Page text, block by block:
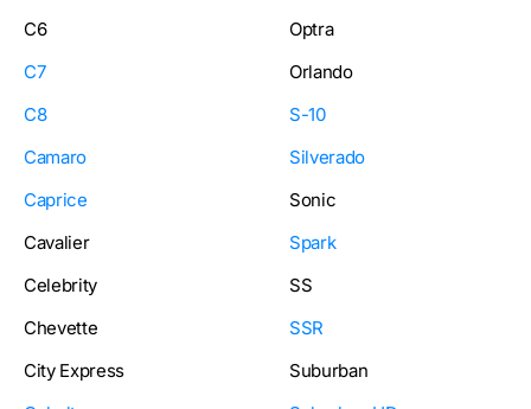
C6
C7
C8
Camaro
Caprice
Cavalier
Celebrity
Chevette
City Express
Optra
Orlando
S-10
Silverado
Sonic
Spark
SS
SSR
Suburban